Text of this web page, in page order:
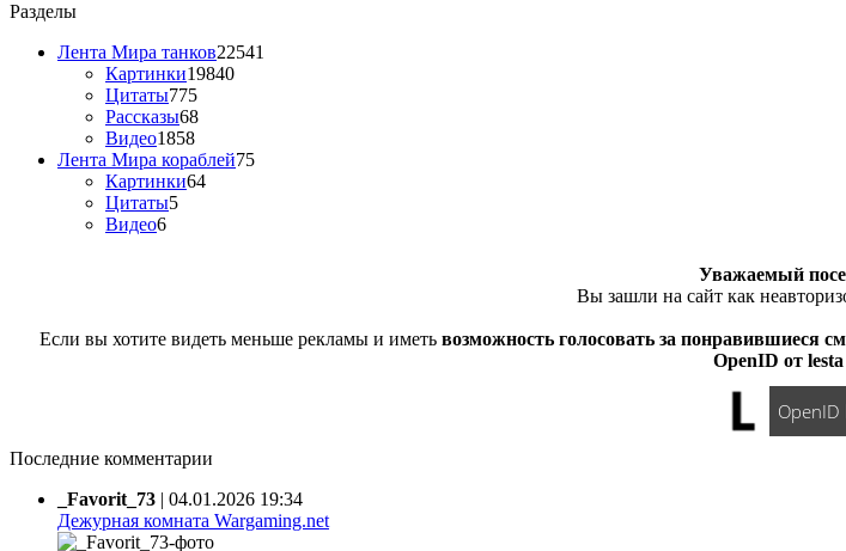
Разделы
Лента Мира танков22541
Картинки19840
Цитаты775
Рассказы68
Видео1858
Лента Мира кораблей75
Картинки64
Цитаты5
Видео6
Уважаемый
Вы зашли на сайт как
Если вы хотите видеть меньше рекламы и иметь возможность голосовать за понравившиеся
OpenID от lesta
OpenID
Последние комментарии
_Favorit_73 | 04.01.2026 19:34
Дежурная комната Wargaming.net